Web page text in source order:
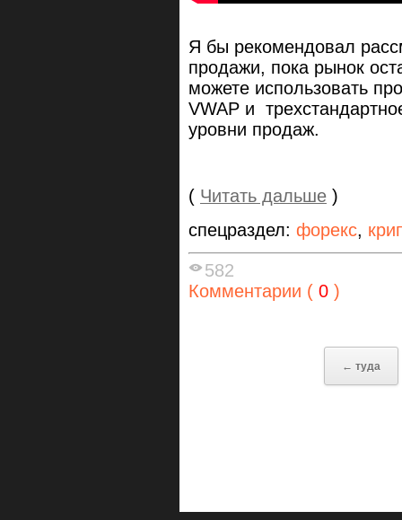
Я бы рекомендовал
продажи, пока рынок
можете использовать
VWAP и
уровни продаж.
( Читать дальше )
спецраздел: форекс,
582
Комментарии ( 0 )
← туда